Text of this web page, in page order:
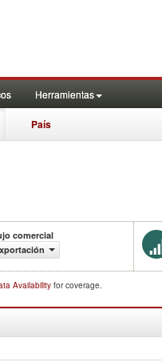
Herramientas
País
comercial
Availability for coverage.